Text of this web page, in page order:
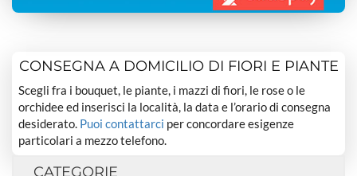
CONSEGNA A DOMICILIO DI FIORI E PIANTE
Scegli fra i bouquet, le piante, i mazzi di fiori, le rose o le
orchidee ed inserisci la località, la data e l’orario di consegna
desiderato. Puoi contattarci per concordare esigenze
particolari a mezzo telefono.
CATEGORIE